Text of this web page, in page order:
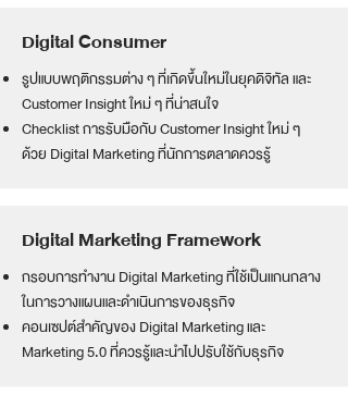
Digital Consumer
รูปแบบพฤติกรรมต่าง ๆ ที่เกิดขึ้นใหม่ในยุคดิจิทัล และ
Customer Insight ใหม่ ๆ ที่น่าสนใจ
Checklist การรับมือกับ Customer Insight ใหม่ ๆ
ด้วย Digital Marketing ที่นักการตลาดควรรู้
Digital Marketing Framework
กรอบการทำงาน Digital Marketing ที่ใช้เป็นแกนกลาง
ในการวางแผนและดำเนินการของธุรกิจ
คอนเซปต์สำคัญของ Digital Marketing และ
Marketing 5.0 ที่ควรรู้และนำไปปรับใช้กับธุรกิจ